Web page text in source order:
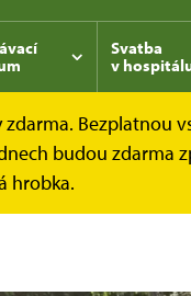
Svatba
v
Bezplatnou
budou zdarma
hrobka.
roste... BOHYŠKA